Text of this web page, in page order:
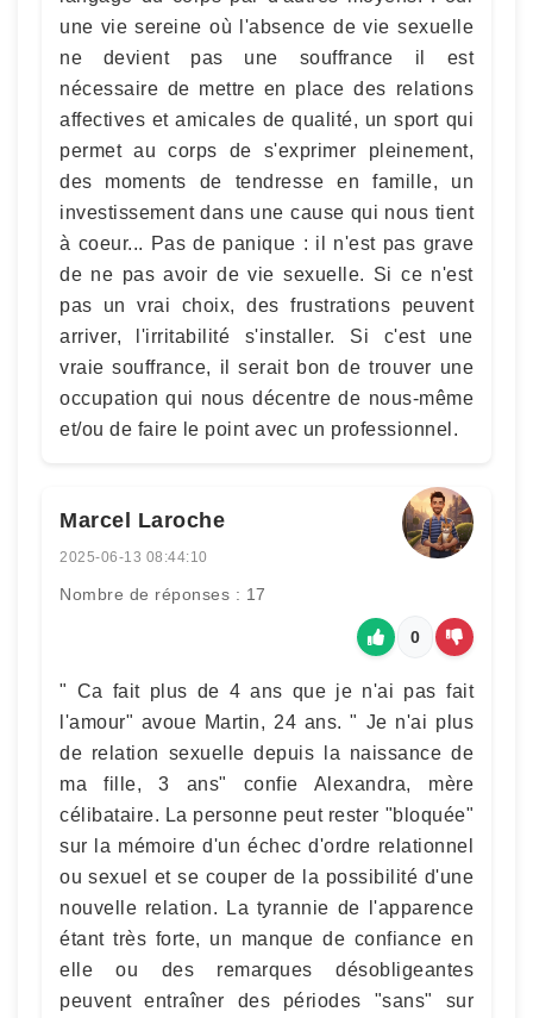
une vie sereine où l'absence de vie sexuelle
ne devient pas une souffrance il est
nécessaire de mettre en place des relations
affectives et amicales de qualité, un sport qui
permet au corps de s'exprimer pleinement,
des moments de tendresse en famille, un
investissement dans une cause qui nous tient
à coeur... Pas de panique : il n'est pas grave
de ne pas avoir de vie sexuelle. Si ce n'est
pas un vrai choix, des frustrations peuvent
arriver, l'irritabilité s'installer. Si c'est une
vraie souffrance, il serait bon de trouver une
occupation qui nous décentre de nous-même
et/ou de faire le point avec un professionnel.
Marcel Laroche
2025-06-13 08:44:10
Nombre de réponses : 17
0
" Ca fait plus de 4 ans que je n'ai pas fait
l'amour" avoue Martin, 24 ans. " Je n'ai plus
de relation sexuelle depuis la naissance de
ma fille, 3 ans" confie Alexandra, mère
célibataire. La personne peut rester "bloquée"
sur la mémoire d'un échec d'ordre relationnel
ou sexuel et se couper de la possibilité d'une
nouvelle relation. La tyrannie de l'apparence
étant très forte, un manque de confiance en
elle ou des remarques désobligeantes
peuvent entraîner des périodes "sans" sur